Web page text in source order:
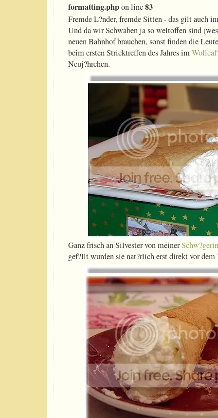
formatting.phpon line83
Fremde L?nder, fremde Sitten - das gilt auch
Und da wir Schwaben ja so weltoffen sind
neuen Bahnhof brauchen, sonst finden die
beim ersten Stricktreffen des Jahres im
Neuj?hrchen.
Ganz frisch an Silvester von meinerSchw?gerin
gef?llt wurden sie nat?rlich erst direkt vor dem